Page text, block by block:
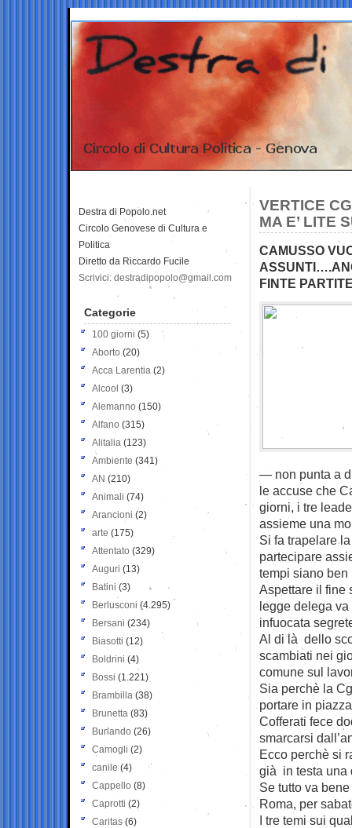
VERTICE
MA E’ LITE
CAMUSSO
FINTE
— non punta a
le accuse che
giorni, i tre
assieme una
Si fa trapelare
partecipare
tempi siano ben
Aspettare il fine
legge delega va
infuocata
Al di là dello
scambiati nei
comune sul
Sia perchè la
portare in
Cofferati fece
smarcarsi
Ecco perchè si
già in testa una
Se tutto va
Roma, per
I tre temi sui
Destra di Popolo.net
Circolo Genovese di Cultura e
Politica
Diretto da Riccardo Fucile
Scrivici: destradipopolo@gmail.com
Categorie
100 giorni (5)
Aborto (20)
Acca Larentia (2)
Alcool (3)
Alemanno (150)
Alfano (315)
Alitalia (123)
Ambiente (341)
AN (210)
Animali (74)
Arancioni (2)
arte (175)
Attentato (329)
Auguri (13)
Batini (3)
Berlusconi (4.295)
Bersani (234)
Biasotti (12)
Boldrini (4)
Bossi (1.221)
Brambilla (38)
Brunetta (83)
Burlando (26)
Camogli (2)
canile (4)
Cappello (8)
Caprotti (2)
Caritas (6)